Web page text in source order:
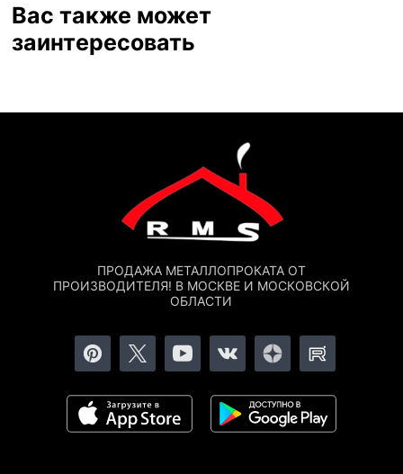
Вас также может
заинтересовать
ПРОДАЖА МЕТАЛЛОПРОКАТА ОТ
ПРОИЗВОДИТЕЛЯ! В МОСКВЕ И МОСКОВСКОЙ
ОБЛАСТИ